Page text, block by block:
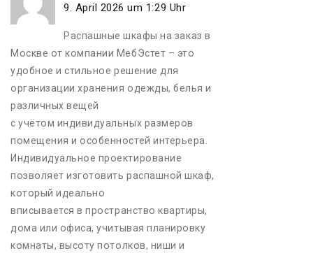
9. April 2026 um 1:29 Uhr
Распашные шкафы на заказ в
Москве от компании МебЭстет – это
удобное и стильное решение для
организации хранения одежды, белья и
различных вещей
с учётом индивидуальных размеров
помещения и особенностей интерьера.
Индивидуальное проектирование
позволяет изготовить распашной шкаф,
который идеально
вписывается в пространство квартиры,
дома или офиса, учитывая планировку
комнаты, высоту потолков, ниши и